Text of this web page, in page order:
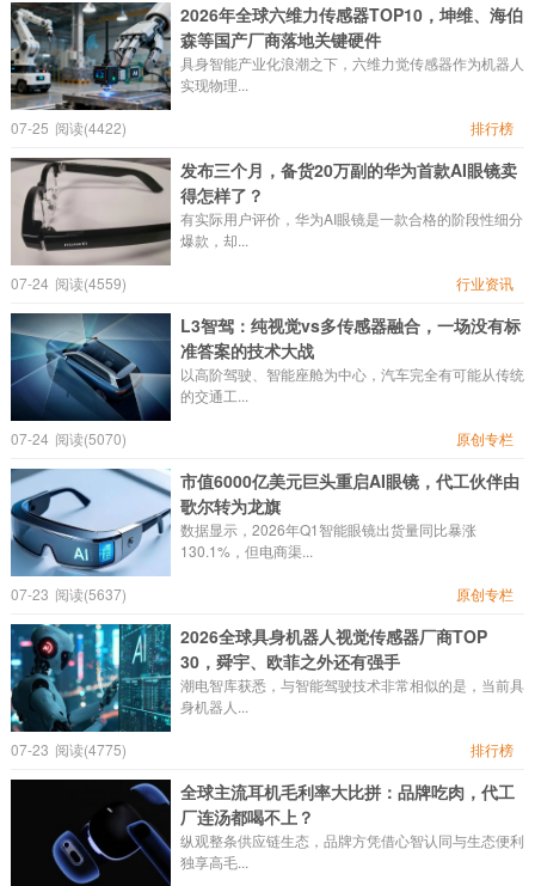
2026年全球六维力传感器TOP10，坤维、海伯
森等国产厂商落地关键硬件
具身智能产业化浪潮之下，六维力觉传感器作为机器人
实现物理...
07-25 阅读(4422) 排行榜
发布三个月，备货20万副的华为首款AI眼镜卖
得怎样了？
有实际用户评价，华为AI眼镜是一款合格的阶段性细分
爆款，却...
07-24 阅读(4559) 行业资讯
L3智驾：纯视觉vs多传感器融合，一场没有标
准答案的技术大战
以高阶驾驶、智能座舱为中心，汽车完全有可能从传统
的交通工...
07-24 阅读(5070) 原创专栏
市值6000亿美元巨头重启AI眼镜，代工伙伴由
歌尔转为龙旗
数据显示，2026年Q1智能眼镜出货量同比暴涨
130.1%，但电商渠...
07-23 阅读(5637) 原创专栏
2026全球具身机器人视觉传感器厂商TOP
30，舜宇、欧菲之外还有强手
潮电智库获悉，与智能驾驶技术非常相似的是，当前具
身机器人...
07-23 阅读(4775) 排行榜
全球主流耳机毛利率大比拼：品牌吃肉，代工
厂连汤都喝不上？
纵观整条供应链生态，品牌方凭借心智认同与生态便利
独享高毛...